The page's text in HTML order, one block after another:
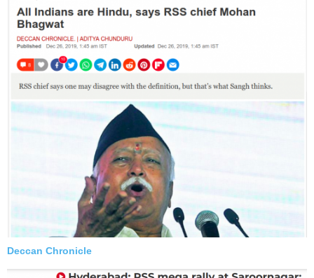
Deccan Chronicle